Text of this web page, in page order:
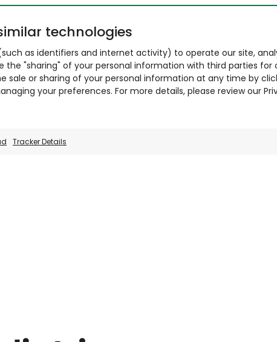
technologies
as identifiers and internet activity) to operate our site,
the "sharing" of your personal information with third parties
sale or sharing of your personal information at any time by
your preferences. For more details, please review our
Tracker Details